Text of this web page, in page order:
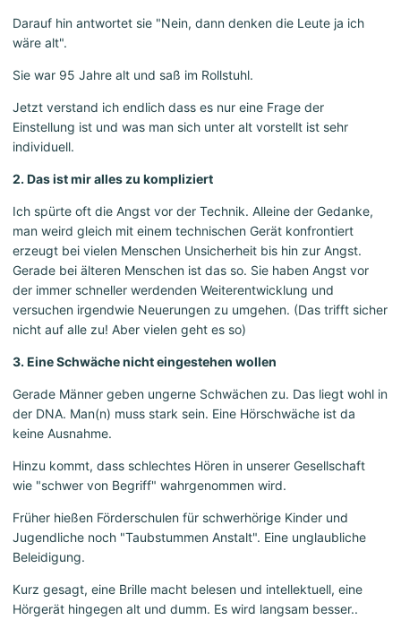
Darauf hin antwortet sie "Nein, dann denken die Leute ja ich
wäre alt".
Sie war 95 Jahre alt und saß im Rollstuhl.
Jetzt verstand ich endlich dass es nur eine Frage der
Einstellung ist und was man sich unter alt vorstellt ist sehr
individuell.
2. Das ist mir alles zu kompliziert
Ich spürte oft die Angst vor der Technik. Alleine der Gedanke,
man weird gleich mit einem technischen Gerät konfrontiert
erzeugt bei vielen Menschen Unsicherheit bis hin zur Angst.
Gerade bei älteren Menschen ist das so. Sie haben Angst vor
der immer schneller werdenden Weiterentwicklung und
versuchen irgendwie Neuerungen zu umgehen. (Das trifft sicher
nicht auf alle zu! Aber vielen geht es so)
3. Eine Schwäche nicht eingestehen wollen
Gerade Männer geben ungerne Schwächen zu. Das liegt wohl in
der DNA. Man(n) muss stark sein. Eine Hörschwäche ist da
keine Ausnahme.
Hinzu kommt, dass schlechtes Hören in unserer Gesellschaft
wie "schwer von Begriff" wahrgenommen wird.
Früher hießen Förderschulen für schwerhörige Kinder und
Jugendliche noch "Taubstummen Anstalt". Eine unglaubliche
Beleidigung.
Kurz gesagt, eine Brille macht belesen und intellektuell, eine
Hörgerät hingegen alt und dumm. Es wird langsam besser..